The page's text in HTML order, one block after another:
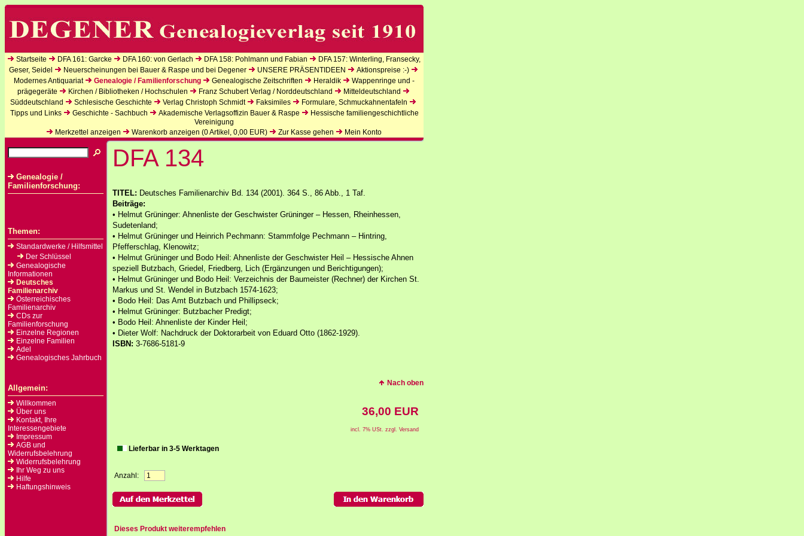
Startseite DFA 161: Garcke DFA 160: von Gerlach DFA 158: Pohlmann und Fabian
DFA 157: Winterling, Fransecky,
Geser, Seidel
Neuerscheinungen bei Bauer & Raspe und bei Degener UNSERE PRÄSENTIDEEN
Aktionspreise :-)
Modernes Antiquariat
Genealogie / Familienforschung Genealogische Zeitschriften Heraldik
Wappenringe und -
prägegeräte
Kirchen / Bibliotheken / Hochschulen Franz Schubert Verlag / Norddeutschland
Mitteldeutschland
Süddeutschland
Schlesische Geschichte Verlag Christoph Schmidt Faksimiles
Formulare, Schmuckahnentafeln
Tipps und Links
Geschichte - Sachbuch Akademische Verlagsoffizin Bauer & Raspe
Hessische familiengeschichtliche
Vereinigung
Merkzettel anzeigen
Warenkorb anzeigen (0Artikel, 0,00 EUR) Zur Kasse gehen Mein Konto
Genealogie /
Familienforschung:
Themen:
Standardwerke / Hilfsmittel
Der Schlüssel
Genealogische
Informationen
Deutsches
Familienarchiv
Österreichisches
Familienarchiv
CDs zur
Familienforschung
Einzelne Regionen
Einzelne Familien
Adel
Genealogisches Jahrbuch
Allgemein:
Willkommen
Über uns
Kontakt, Ihre
Interessengebiete
Impressum
AGB und
Widerrufsbelehrung
Widerrufsbelehrung
Ihr Weg zu uns
Hilfe
Haftungshinweis
DFA 134
TITEL: Deutsches Familienarchiv Bd. 134 (2001). 364 S., 86 Abb., 1 Taf.
Beiträge:
• Helmut Grüninger: Ahnenliste der Geschwister Grüninger – Hessen, Rheinhessen,
Sudetenland;
• Helmut Grüninger und Heinrich Pechmann: Stammfolge Pechmann – Hintring,
Pfefferschlag, Klenowitz;
• Helmut Grüninger und Bodo Heil: Ahnenliste der Geschwister Heil – Hessische Ahnen
speziell Butzbach, Griedel, Friedberg, Lich (Ergänzungen und Berichtigungen);
• Helmut Grüninger und Bodo Heil: Verzeichnis der Baumeister (Rechner) der Kirchen St.
Markus und St. Wendel in Butzbach 1574-1623;
• Bodo Heil: Das Amt Butzbach und Phillipseck;
• Helmut Grüninger: Butzbacher Predigt;
• Bodo Heil: Ahnenliste der Kinder Heil;
• Dieter Wolf: Nachdruck der Doktorarbeit von Eduard Otto (1862-1929).
ISBN: 3-7686-5181-9
Nach oben
36,00 EUR
incl. 7% USt. zzgl. Versand
Lieferbar in 3-5 Werktagen
Anzahl:
Dieses Produkt weiterempfehlen